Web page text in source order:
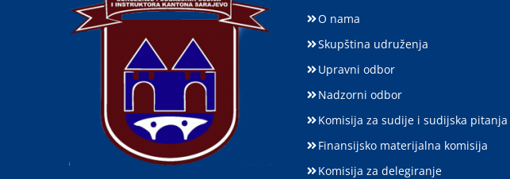
O nama
Skupština udruženja
Upravni odbor
Nadzorni odbor
Komisija za sudije i sudijska pitanja
Finansijsko materijalna komisija
Komisija za delegiranje